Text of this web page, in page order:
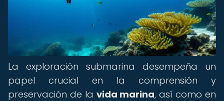
La exploración submarina desempeña un
papel crucial en la comprensión y
preservación de la vida marina, así como en